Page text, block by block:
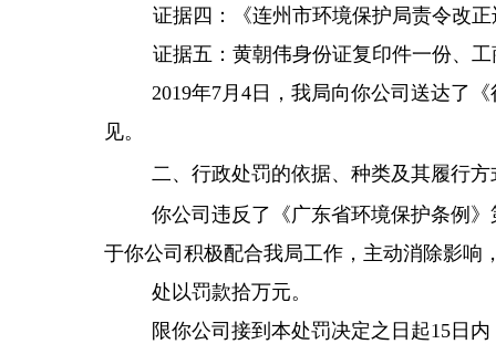
证据四：《连州市环境保护局责令改
证据五：黄朝伟身份证复印件一份、
2019年7月 4日，我局向你公司送达了
见。
二、行政处罚的依据、种类及其履行
你公司违反了 《广东省环境保护条例
于你公司积极配合我局工作，主动消除影响
处以罚款拾万元。
限你公司接到本处罚决定之日起15日